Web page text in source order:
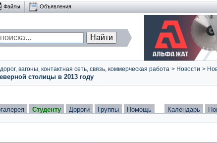
Файлы Объявления
вагоны, контактная сеть, связь, коммерческая работа > Новости >
столицы в 2013 году
Студенту Дороги Группы Помощь Календарь